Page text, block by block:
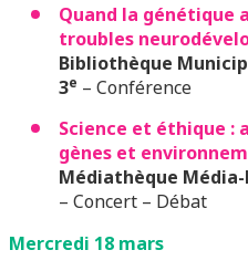
Quand la génétique
troubles
Bibliothèque
3e – Conférence
Science et éthique :
gènes et
Médiathèque Média-
– Concert – Débat
Mercredi 18 mars